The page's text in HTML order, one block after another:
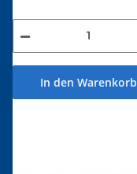
In den Warenkorb